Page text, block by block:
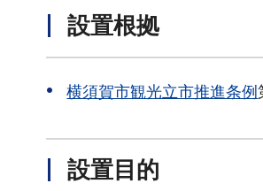
設置根拠
横須賀市観光立市推進条例
設置目的